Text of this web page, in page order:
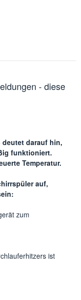
- diese
deutet darauf hin,
funktioniert.
Temperatur.
auf,
zum
ist